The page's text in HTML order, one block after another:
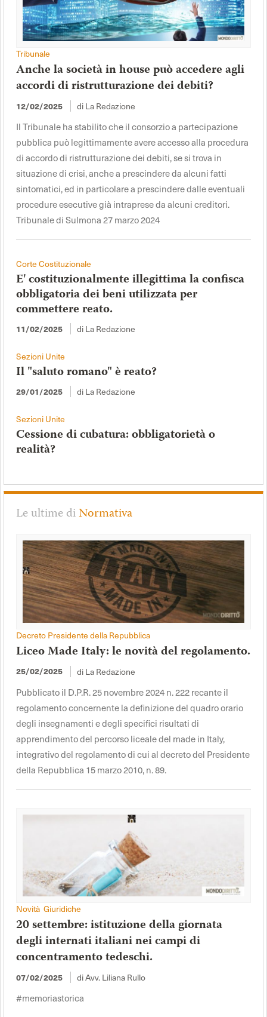
Tribunale
Anche la società in house può accedere agli
accordi di ristrutturazione dei debiti?
12/02/2025 di La Redazione
Il Tribunale ha stabilito che il consorzio a partecipazione
pubblica può legittimamente avere accesso alla procedura
di accordo di ristrutturazione dei debiti, se si trova in
situazione di crisi, anche a prescindere da alcuni fatti
sintomatici, ed in particolare a prescindere dalle eventuali
procedure esecutive già intraprese da alcuni creditori.
Tribunale di Sulmona 27 marzo 2024
Corte Costituzionale
E' costituzionalmente illegittima la confisca
obbligatoria dei beni utilizzata per
commettere reato.
11/02/2025 di La Redazione
Sezioni Unite
Il "saluto romano" è reato?
29/01/2025 di La Redazione
Sezioni Unite
Cessione di cubatura: obbligatorietà o
realità?
Le ultime diNormativa
Decreto Presidente della Repubblica
Liceo Made Italy: le novità del regolamento.
25/02/2025 di La Redazione
Pubblicato il D.P.R. 25 novembre 2024 n. 222 recante il
regolamento concernente la definizione del quadro orario
degli insegnamenti e degli specifici risultati di
apprendimento del percorso liceale del made in Italy,
integrativo del regolamento di cui al decreto del Presidente
della Repubblica 15 marzo 2010, n. 89.
Novità Giuridiche
20 settembre: istituzione della giornata
degli internati italiani nei campi di
concentramento tedeschi.
07/02/2025 di Avv. Liliana Rullo
#memoriastorica